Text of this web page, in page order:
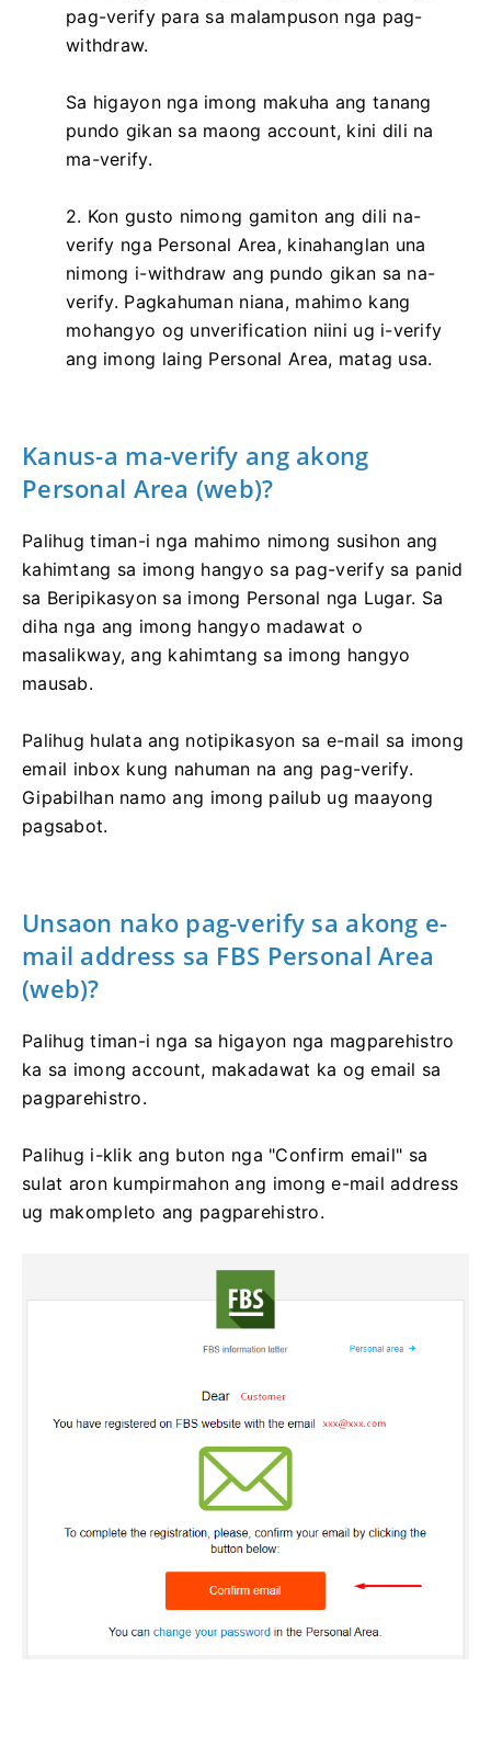
pag-verify para sa malampuson nga pag-
withdraw.
Sa higayon nga imong makuha ang tanang
pundo gikan sa maong account, kini dili na
ma-verify.
2. Kon gusto nimong gamiton ang dili na-
verify nga Personal Area, kinahanglan una
nimong i-withdraw ang pundo gikan sa na-
verify. Pagkahuman niana, mahimo kang
mohangyo og unverification niini ug i-verify
ang imong laing Personal Area, matag usa.
Kanus-a ma-verify ang akong
Personal Area (web)?
Palihug timan-i nga mahimo nimong susihon ang
kahimtang sa imong hangyo sa pag-verify sa panid
sa Beripikasyon sa imong Personal nga Lugar. Sa
diha nga ang imong hangyo madawat o
masalikway, ang kahimtang sa imong hangyo
mausab.
Palihug hulata ang notipikasyon sa e-mail sa imong
email inbox kung nahuman na ang pag-verify.
Gipabilhan namo ang imong pailub ug maayong
pagsabot.
Unsaon nako pag-verify sa akong e-
mail address sa FBS Personal Area
(web)?
Palihug timan-i nga sa higayon nga magparehistro
ka sa imong account, makadawat ka og email sa
pagparehistro.
Palihug i-klik ang buton nga "Confirm email" sa
sulat aron kumpirmahon ang imong e-mail address
ug makompleto ang pagparehistro.